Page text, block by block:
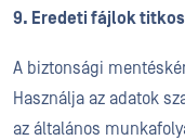
9. Eredeti fájlok
A biztonsági
Használja az adatok
az általános